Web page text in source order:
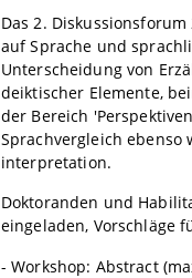
Das 2.
auf Sprache und
Unterscheidung von
deiktischer Elemente,
der Bereich
Sprachvergleich
interpretation.
Doktoranden und
eingeladen, Vorschläge
- Workshop: Abstract